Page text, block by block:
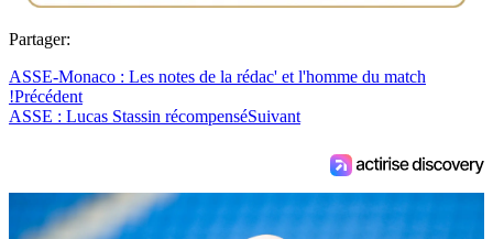
Partager:
ASSE-Monaco : Les notes de la rédac' et l'homme du match
!Précédent
ASSE : Lucas Stassin récompenséSuivant